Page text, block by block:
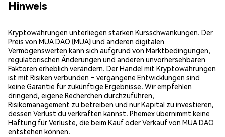
Hinweis
Kryptowährungen unterliegen starken Kursschwankungen. Der
Preis von MUA DAO (MUA) und anderen digitalen
Vermögenswerten kann sich aufgrund von Marktbedingungen,
regulatorischen Änderungen und anderen unvorhersehbaren
Faktoren erheblich verändern. Der Handel mit Kryptowährungen
ist mit Risiken verbunden – vergangene Entwicklungen sind
keine Garantie für zukünftige Ergebnisse. Wir empfehlen
dringend, eigene Recherchen durchzuführen,
Risikomanagement zu betreiben und nur Kapital zu investieren,
dessen Verlust du verkraften kannst. Phemex übernimmt keine
Haftung für Verluste, die beim Kauf oder Verkauf von MUA DAO
entstehen können.